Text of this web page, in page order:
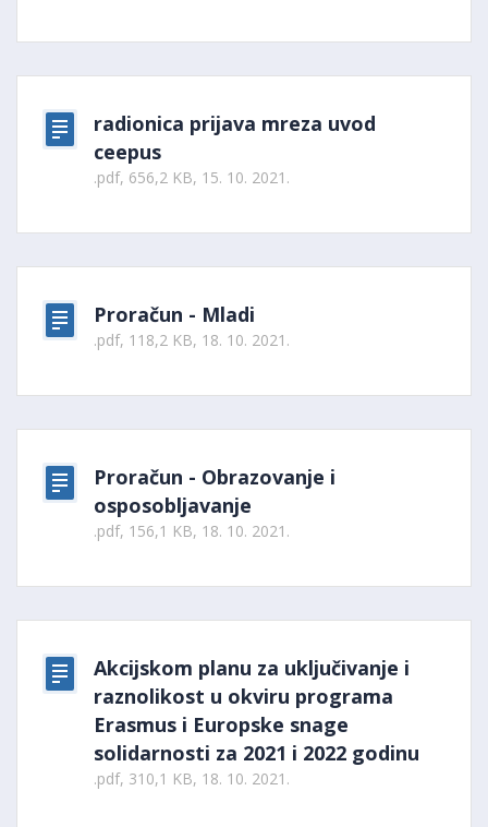
radionica prijava mreza uvod
ceepus
.pdf, 656,2 KB, 15. 10. 2021.
Proračun - Mladi
.pdf, 118,2 KB, 18. 10. 2021.
Proračun - Obrazovanje i
osposobljavanje
.pdf, 156,1 KB, 18. 10. 2021.
Akcijskom planu za uključivanje i
raznolikost u okviru programa
Erasmus i Europske snage
solidarnosti za 2021 i 2022 godinu
.pdf, 310,1 KB, 18. 10. 2021.